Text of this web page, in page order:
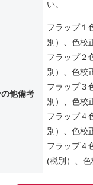
い。
他備考
フラップ１
別）、色校
フラップ２
別）、色校
フラップ３
別）、色校
フラップ４
別）、色校
フラップ４
(税別）、